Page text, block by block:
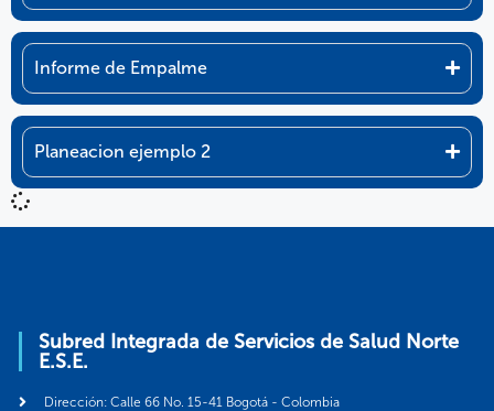
Informe de Empalme
Planeacion ejemplo 2
Subred Integrada de Servicios de Salud Norte
E.S.E.
Dirección: Calle 66 No. 15-41 Bogotá - Colombia